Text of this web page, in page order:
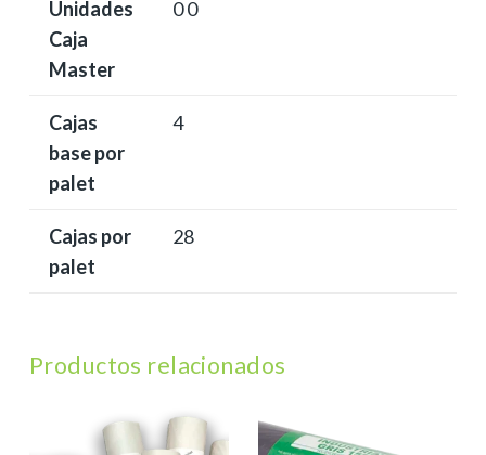
Unidades
Caja
Master
0 0
Cajas
base por
palet
4
Cajas por
palet
28
Productos relacionados